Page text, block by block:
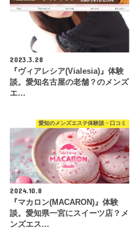
2023.3.28
『ヴィアレシア(Vialesia)』体験
談。愛知名古屋の老舗？のメンズ
エ…
愛知のメンズエステ体験談・口コミ
2024.10.8
『マカロン(MACARON)』体験
談。愛知県一宮にスイーツ店？メ
ンズエス…